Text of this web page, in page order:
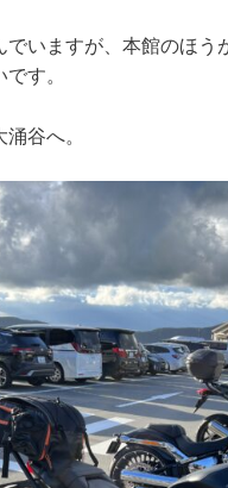
でいますが、本館のほう
す。
谷へ。